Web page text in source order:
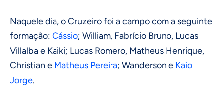
Naquele dia, o Cruzeiro foi a campo com a seguinte
formação: Cássio; William, Fabrício Bruno, Lucas
Villalba e Kaiki; Lucas Romero, Matheus Henrique,
Christian e Matheus Pereira; Wanderson e Kaio
Jorge.